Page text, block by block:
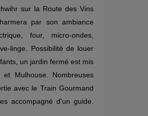
sur la Route des Vins
par son ambiance
four, micro-ondes,
linge. Possibilité de louer
un jardin fermé est mis
Mulhouse. Nombreuses
avec le Train Gourmand
accompagné d'un guide.